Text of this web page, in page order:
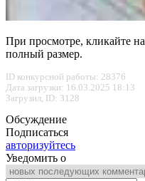
При просмотре, кликайте
полный размер.
ID конкурсной работы: 28376
Дата загрузки: 16.03.2025 18:13
Загрузил, ID: 3128
Обсуждение
Подписаться
авторизуйтесь
Уведомить о